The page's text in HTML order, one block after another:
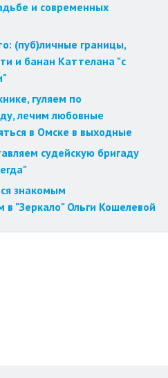
и современных
(пуб)личные границы,
и банан Каттелана "с
гуляем по
лечим любовные
в Омске в выходные
судейскую бригаду
знакомым
в "Зеркало" Ольги Кошелевой